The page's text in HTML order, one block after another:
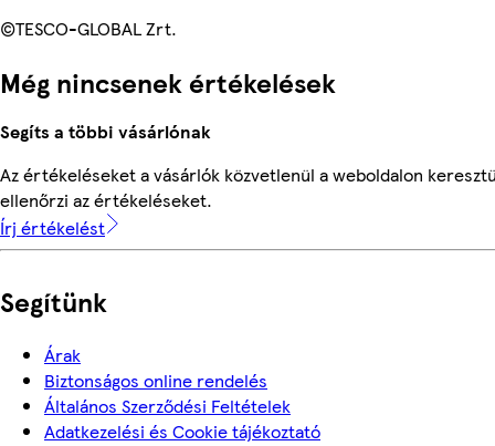
©TESCO-GLOBAL Zrt.
Még nincsenek értékelések
Segíts a többi vásárlónak
Az értékeléseket a vásárlók közvetlenül a weboldalon
ellenőrzi az értékeléseket.
Írj értékelést
Segítünk
Árak
Biztonságos online rendelés
Általános Szerződési Feltételek
Adatkezelési és Cookie tájékoztató